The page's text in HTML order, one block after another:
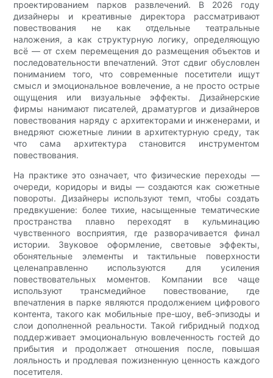
проектированием парков развлечений. В 2026 году
дизайнеры и креативные директора рассматривают
повествования не как отдельные театральные
наложения, а как структурную логику, определяющую
всё — от схем перемещения до размещения объектов и
последовательности впечатлений. Этот сдвиг обусловлен
пониманием того, что современные посетители ищут
смысл и эмоциональное вовлечение, а не просто острые
ощущения или визуальные эффекты. Дизайнерские
фирмы нанимают писателей, драматургов и дизайнеров
повествования наряду с архитекторами и инженерами, и
внедряют сюжетные линии в архитектурную среду, так
что сама архитектура становится инструментом
повествования.
На практике это означает, что физические переходы —
очереди, коридоры и виды — создаются как сюжетные
повороты. Дизайнеры используют темп, чтобы создать
предвкушение: более тихие, насыщенные тематические
пространства плавно переходят в кульминацию
чувственного восприятия, где разворачивается финал
истории. Звуковое оформление, световые эффекты,
обонятельные элементы и тактильные поверхности
целенаправленно используются для усиления
повествовательных моментов. Компании все чаще
используют трансмедийное повествование, где
впечатления в парке являются продолжением цифрового
контента, такого как мобильные пре-шоу, веб-эпизоды и
слои дополненной реальности. Такой гибридный подход
поддерживает эмоциональную вовлеченность гостей до
прибытия и продолжает отношения после, повышая
лояльность и продлевая пожизненную ценность каждого
посетителя.